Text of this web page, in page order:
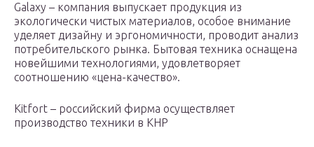
Galaxy – компания выпускает продукция из
экологически чистых материалов, особое внимание
уделяет дизайну и эргономичности, проводит анализ
потребительского рынка. Бытовая техника оснащена
новейшими технологиями, удовлетворяет
соотношению «цена-качество».
Kitfort – российский фирма осуществляет
производство техники в КНР